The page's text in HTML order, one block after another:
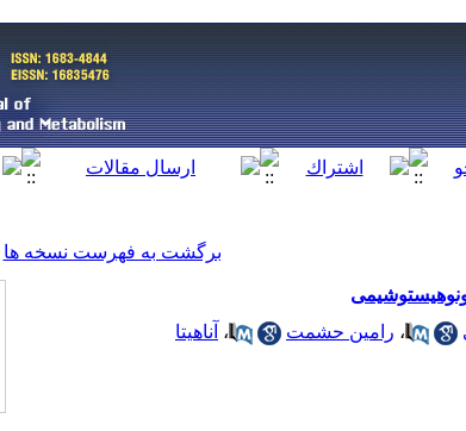
برگشت به فهرست نسخه ها
، رامین حشمت ، آناهیتا